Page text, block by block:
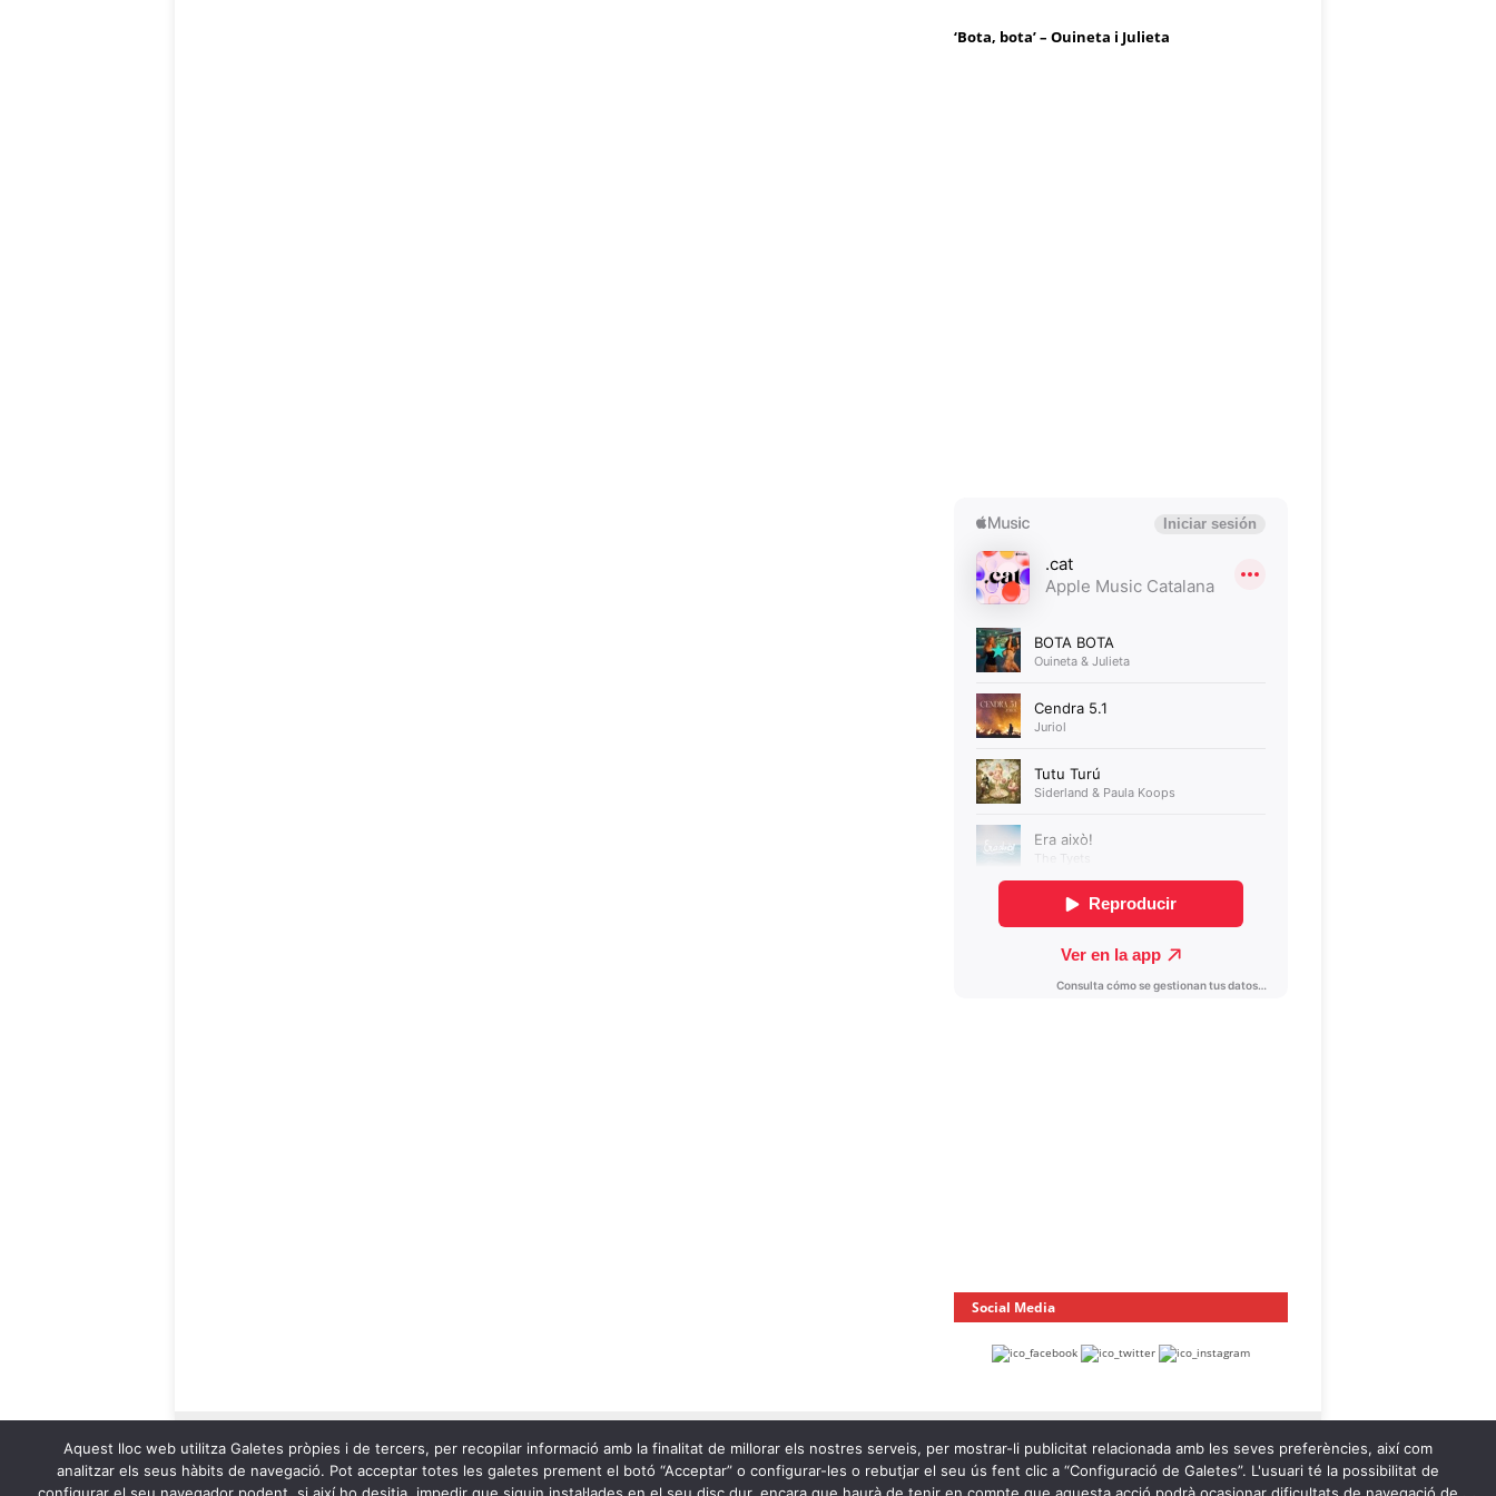
‘Bota, bota’ – Ouineta i Julieta
Social Media
Aquest lloc web utilitza Galetes pròpies i de tercers, per recopilar informació amb la finalitat de millorar els nostres serveis, per mostrar-li publicitat relacionada amb les seves preferències, així com
analitzar els seus hàbits de navegació. Pot acceptar totes les galetes prement el botó “Acceptar” o configurar-les o rebutjar el seu ús fent clic a “Configuració de Galetes”. L'usuari té la possibilitat de